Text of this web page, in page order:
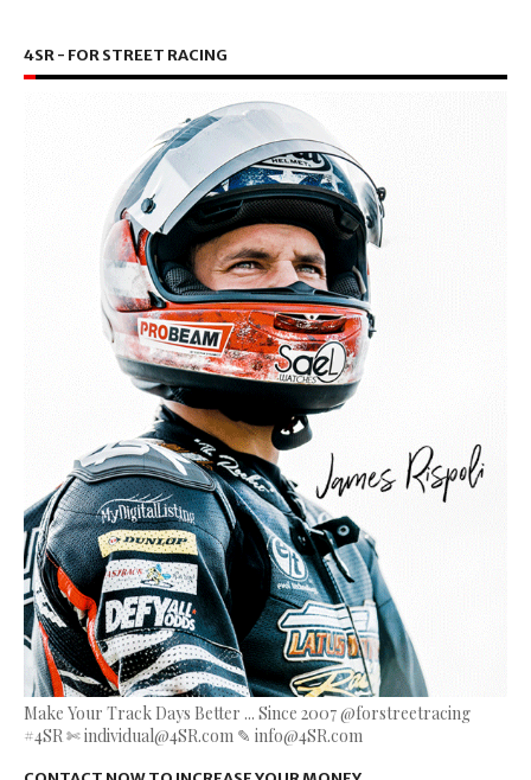
4SR - FOR STREET RACING
Make Your Track Days Better ... Since 2007 @forstreetracing
#4SR ✄ individual@4SR.com ✎ info@4SR.com